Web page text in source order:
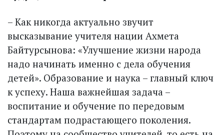
– Как никогда актуально звучит
высказывание учителя нации Ахмета
Байтурсынова: «Улучшение жизни народа
надо начинать именно с дела обучения
детей». Образование и наука – главный ключ
к успеху. Наша важнейшая задача –
воспитание и обучение по передовым
стандартам подрастающего поколения.